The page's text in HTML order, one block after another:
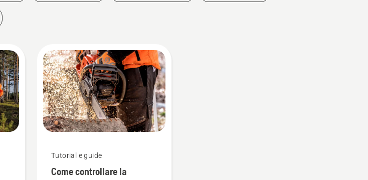
Tutorial e guide
Come controllare la